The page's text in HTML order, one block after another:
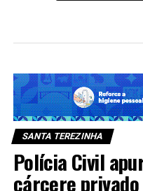
SANTA TEREZINHA
Polícia Civil
cárcere